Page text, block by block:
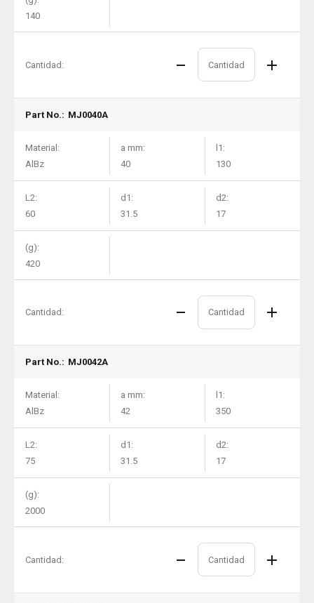
140
Cantidad:
Part No.: MJ0040A
Material:
AlBz
a mm:
40
l1:
130
L2:
60
d1:
31.5
d2:
17
(g):
420
Cantidad:
Part No.: MJ0042A
Material:
AlBz
a mm:
42
l1:
350
L2:
75
d1:
31.5
d2:
17
(g):
2000
Cantidad: